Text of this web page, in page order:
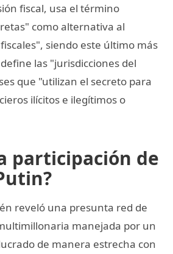
fiscal, usa el término
como alternativa al
siendo este último más
las "jurisdicciones del
que "utilizan el secreto para
ilícitos e ilegítimos o
participación de
reveló una presunta red de
manejada por un
de manera estrecha con